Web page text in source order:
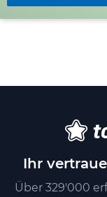
können direkt
eine
Ihr
Über 329'000